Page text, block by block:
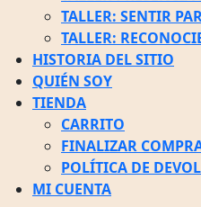
TALLER: SENTIR
TALLER:
HISTORIA DEL SITIO
QUIÉN SOY
TIENDA
CARRITO
FINALIZAR
POLÍTICA DE
MI CUENTA